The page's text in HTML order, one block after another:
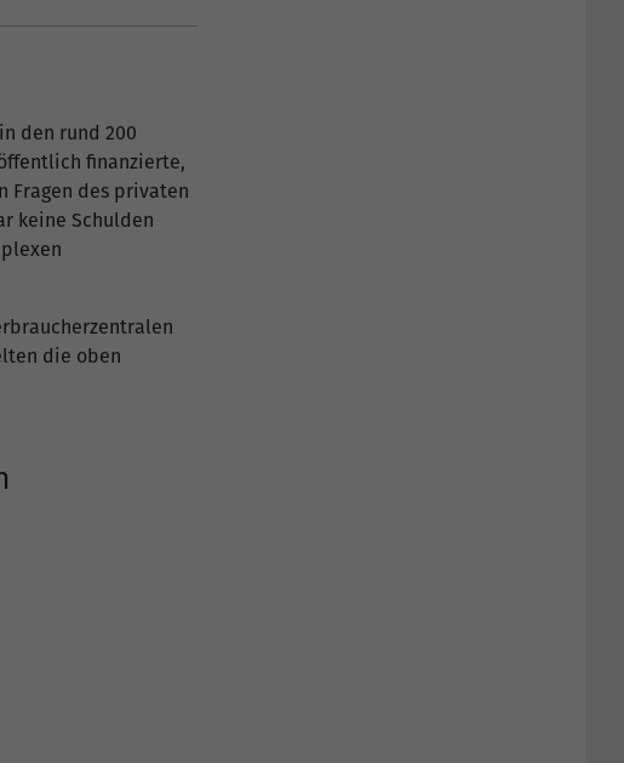
den rund 200
finanzierte,
Fragen des privaten
keine Schulden
die oben